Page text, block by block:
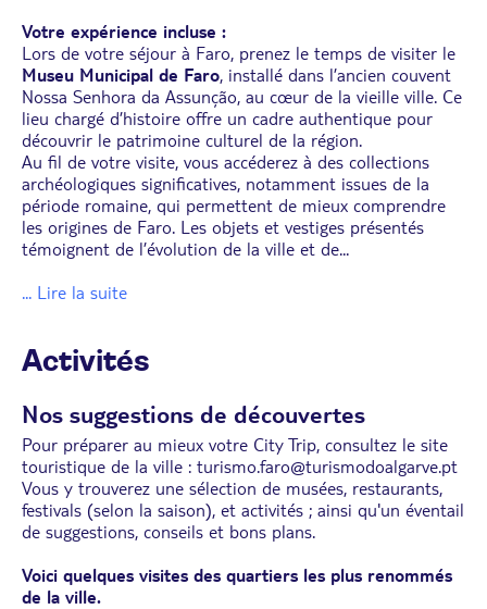
Votre expérience incluse :
Lors de votre séjour à Faro, prenez le temps de visiter le
Museu Municipal de Faro, installé dans l’ancien couvent
Nossa Senhora da Assunção, au cœur de la vieille ville. Ce
lieu chargé d’histoire offre un cadre authentique pour
découvrir le patrimoine culturel de la région.
Au fil de votre visite, vous accéderez à des collections
archéologiques significatives, notamment issues de la
période romaine, qui permettent de mieux comprendre
les origines de Faro. Les objets et vestiges présentés
témoignent de l’évolution de la ville et de...
... Lire la suite
Activités
Nos suggestions de découvertes
Pour préparer au mieux votre City Trip, consultez le site
touristique de la ville : turismo.faro@turismodoalgarve.pt
Vous y trouverez une sélection de musées, restaurants,
festivals (selon la saison), et activités ; ainsi qu'un éventail
de suggestions, conseils et bons plans.
Voici quelques visites des quartiers les plus renommés
de la ville.